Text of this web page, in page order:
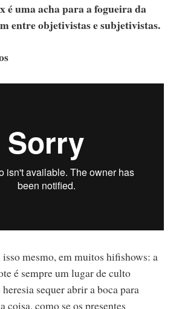
é uma acha para a fogueira da
entre objetivistas e subjetivistas.
mesmo, em muitos hifishows: a
é sempre um lugar de culto
sequer abrir a boca para
coisa, como se os presentes